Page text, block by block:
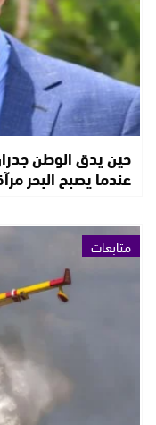
حين يدق الوطن
عندما يصبح البحر
متابعات